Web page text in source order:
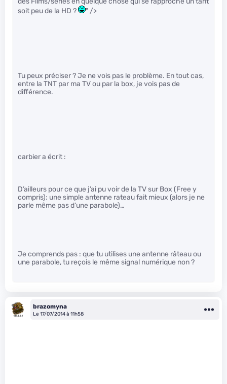
soit peu de la HD ?
" />
Tu peux préciser ? Je ne vois pas le problème. En tout cas,
entre la TNT par ma TV ou par la box, je vois pas de
différence.
carbier a écrit :
D’ailleurs pour ce que j’ai pu voir de la TV sur Box (Free y
compris): une simple antenne rateau fait mieux (alors je ne
parle même pas d’une parabole)…
Je comprends pas : que tu utilises une antenne râteau ou
une parabole, tu reçois le même signal numérique non ?
brazomyna
Le 17/07/2014 à 11h58